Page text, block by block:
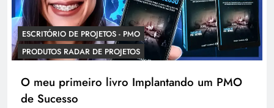
ESCRITÓRIO DE PROJETOS - PMO
PRODUTOS RADAR DE PROJETOS
O meu primeiro livro Implantando um PMO
de Sucesso